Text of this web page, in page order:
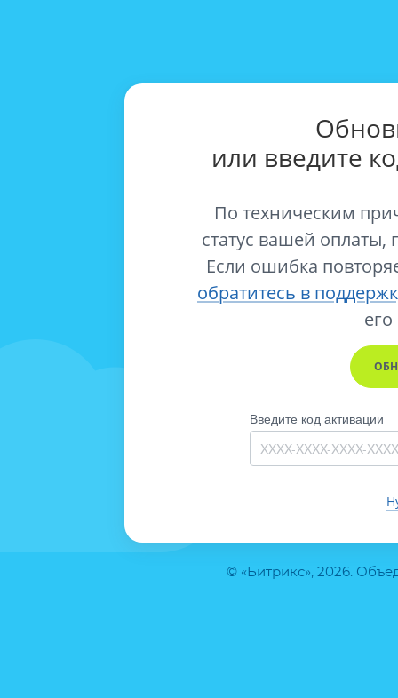
© «Битрикс», 2026.
или введите
По техническим
статус вашей оплаты,
Если ошибка
обратитесь в
его
Введите код активации